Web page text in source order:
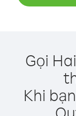
Gọi
Khi